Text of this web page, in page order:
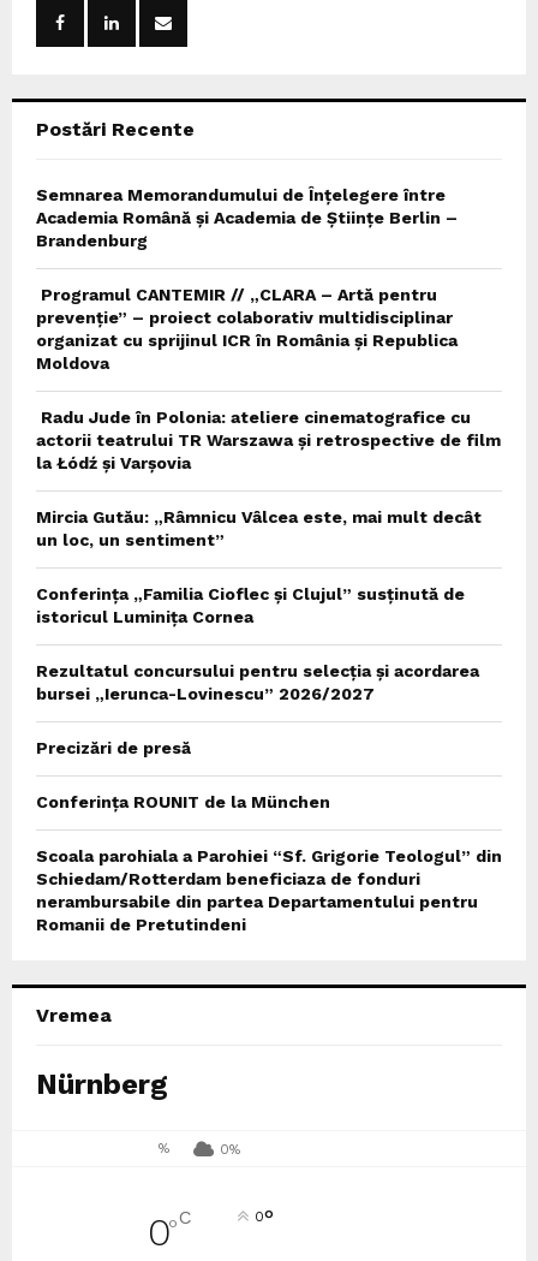
Postări Recente
Semnarea Memorandumului de Înțelegere între
Academia Română și Academia de Științe Berlin –
Brandenburg
Programul CANTEMIR // „CLARA – Artă pentru
prevenție” – proiect colaborativ multidisciplinar
organizat cu sprijinul ICR în România și Republica
Moldova
Radu Jude în Polonia: ateliere cinematografice cu
actorii teatrului TR Warszawa și retrospective de film
la Łódź și Varșovia
Mircia Gutău: „Râmnicu Vâlcea este, mai mult decât
un loc, un sentiment”
Conferința „Familia Cioflec și Clujul” susținută de
istoricul Luminița Cornea
Rezultatul concursului pentru selecția și acordarea
bursei „Ierunca-Lovinescu” 2026/2027
Precizări de presă
Conferința ROUNIT de la München
Scoala parohiala a Parohiei “Sf. Grigorie Teologul” din
Schiedam/Rotterdam beneficiaza de fonduri
nerambursabile din partea Departamentului pentru
Romanii de Pretutindeni
Vremea
Nürnberg
% 0%
0°C 0°